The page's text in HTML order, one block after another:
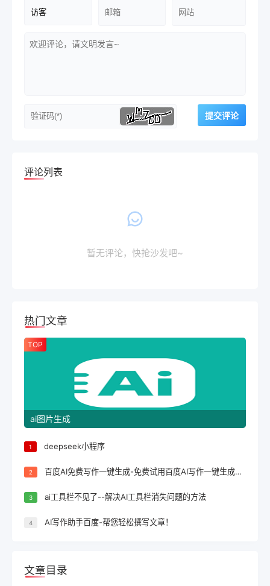
评论列表
暂无评论，快抢沙发吧~
热门文章
TOP
ai图片生成
1 deepseek小程序
2 百度AI免费写作一键生成-免费试用百度AI写作一键生成，轻松完成文案创作！
3 ai工具栏不见了--解决AI工具栏消失问题的方法
4 AI写作助手百度-帮您轻松撰写文章！
文章目录